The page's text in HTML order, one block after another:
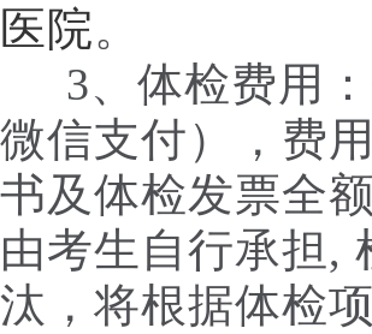
医院。
3、体检费用：
微信支付），费
书及体检发票全
由考生自行承担,
汰，将根据体检